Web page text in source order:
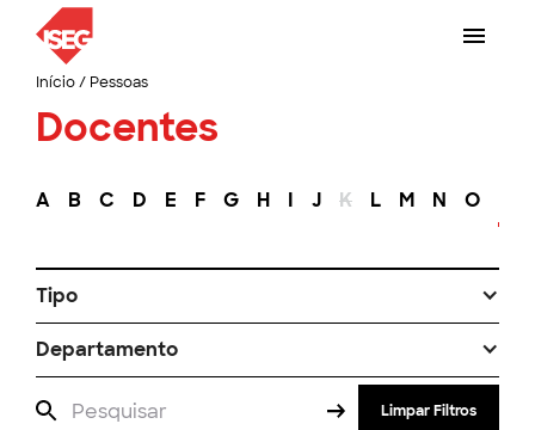
Início/ Pessoas
Docentes
A B C D E F G H I J K L M N O
Tipo
Departamento
Limpar Filtros